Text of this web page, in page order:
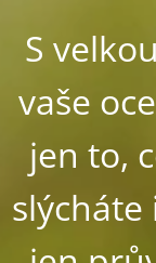
S
vaše
jen to,
slýcháte